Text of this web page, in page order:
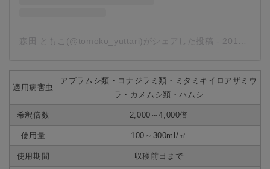
森田 ともこ(@tomoko_yuttari)がシェアした投稿 - 2019年 6月月26日午後9時32分PDT
適用病害虫
アブラムシ類・コナジラミ類・ミタミキイロアザミウ
ラ・カメムシ類・ハムシ
希釈倍数 2,000～4,000倍
使用量 100～300ml/㎡
使用期間 収穫前日まで